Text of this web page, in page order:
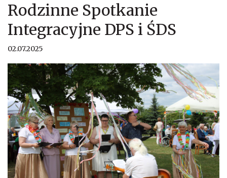
Rodzinne Spotkanie
Integracyjne DPS i ŚDS
02.07.2025